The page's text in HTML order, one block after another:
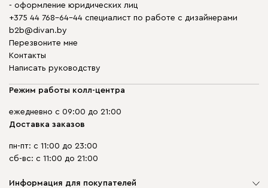
- оформление юридических лиц
+375 44 768-64-44 специалист по работе с дизайнерами
b2b@divan.by
Перезвоните мне
Контакты
Написать руководству
Режим работы колл-центра
ежедневно с 09:00 до 21:00
Доставка заказов
пн-пт: с 11:00 до 23:00
сб-вс: с 11:00 до 21:00
Информация для покупателей